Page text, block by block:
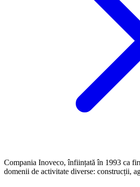
Compania Inoveco, înființată în 1993 ca
domenii de activitate diverse: construcții,